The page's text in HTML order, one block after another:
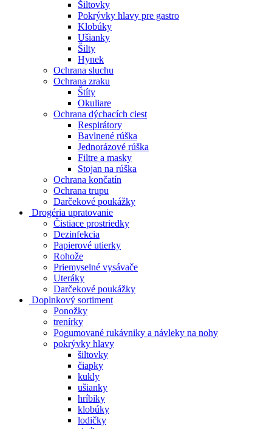
Šiltovky
Pokrývky hlavy pre gastro
Klobúky
Ušianky
Šilty
Hynek
Ochrana sluchu
Ochrana zraku
Štíty
Okuliare
Ochrana dýchacích ciest
Respirátory
Bavlnené rúška
Jednorázové rúška
Filtre a masky
Stojan na rúška
Ochrana končatín
Ochrana trupu
Darčekové poukážky
Drogéria upratovanie
Čistiace prostriedky
Dezinfekcia
Papierové utierky
Rohože
Priemyselné vysávače
Uteráky
Darčekové poukážky
Doplnkový sortiment
Ponožky
trenírky
Pogumované rukávniky a návleky na nohy
pokrývky hlavy
šiltovky
čiapky
kukly
ušianky
hríbiky
klobúky
lodičky